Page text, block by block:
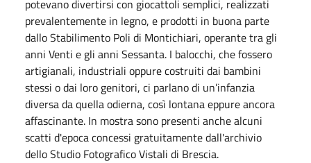
potevano divertirsi con giocattoli semplici, realizzati
prevalentemente in legno, e prodotti in buona parte
dallo Stabilimento Poli di Montichiari, operante tra gli
anni Venti e gli anni Sessanta. I balocchi, che fossero
artigianali, industriali oppure costruiti dai bambini
stessi o dai loro genitori, ci parlano di un’infanzia
diversa da quella odierna, così lontana eppure ancora
affascinante. In mostra sono presenti anche alcuni
scatti d'epoca concessi gratuitamente dall'archivio
dello Studio Fotografico Vistali di Brescia.